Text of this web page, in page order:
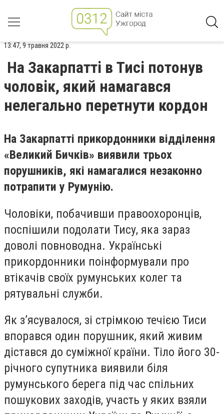
13:47, 9 травня 2022 р.
На Закарпатті в Тисі потонув
чоловік, який намагався
нелегально перетнути кордон
На Закарпатті прикордонники відділення
«Великий Бичків» виявили трьох
порушників, які намагалися незаконно
потрапити у Румунію.
Чоловіки, побачивши правоохоронців,
поспішили подолати Тису, яка зараз
доволі повноводна. Українські
прикордонники поінформували про
втікачів своїх румунських колег та
рятувальні служби.
Як з’ясувалося, зі стрімкою течією Тиси
впорався один порушник, який живим
дістався до суміжної країни. Тіло його 30-
річного супутника виявили біля
румунського берега під час спільних
пошукових заходів, участь у яких взяли